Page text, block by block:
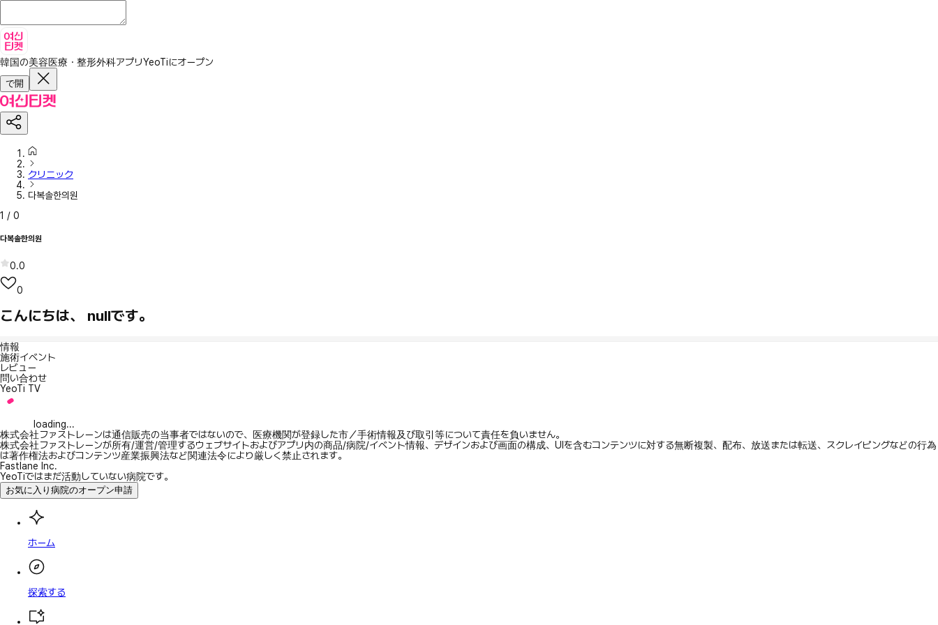
韓国の美容医療・整形外科アプリYeoTiにオープン
で開
クリニック
다복솔한의원
1 / 0
다복솔한의원
0.0
0
こんにちは、 nullです。
情報
施術イベント
レビュー
問い合わせ
YeoTi TV
loading...
株式会社ファストレーンは通信販売の当事者ではないので、医療機関が登録した市／手術情報及び取引等について責任を負いません。
株式会社ファストレーンが所有/運営/管理するウェブサイトおよびアプリ内の商品/病院/イベント情報、デザインおよび画面の構成、UIを含むコンテンツに対する無断複製、配布、放送または転送、スクレイピングなどの行為
は著作権法およびコンテンツ産業振興法など関連法令により厳しく禁止されます。
Fastlane Inc.
YeoTiではまだ活動していない病院です。
お気に入り病院のオープン申請
ホーム
探索する